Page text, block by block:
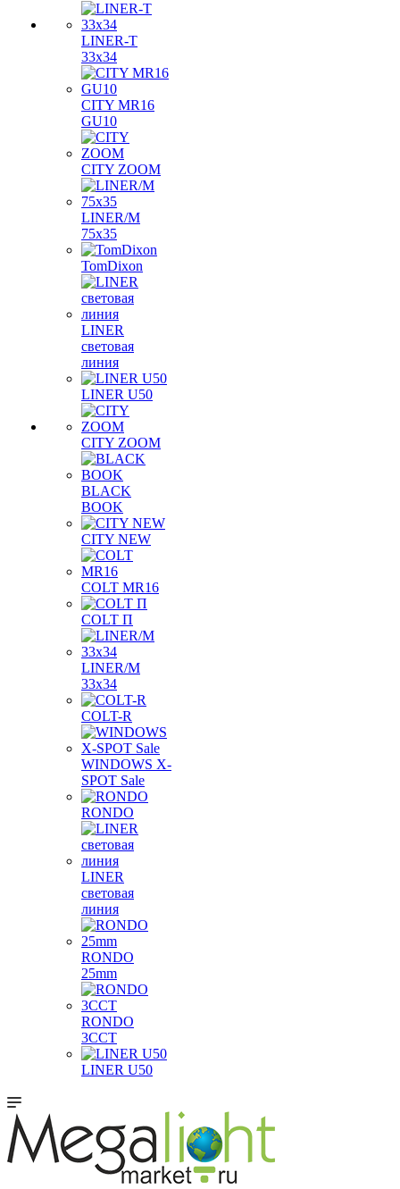
LINER-T
33x34
CITY MR16
GU10
CITY ZOOM
LINER/M
75х35
TomDixon
LINER
световая
линия
LINER U50
CITY ZOOM
BLACK
BOOK
CITY NEW
COLT MR16
COLT П
LINER/М
33х34
COLT-R
WINDOWS X-
SPOT Sale
RONDO
LINER
световая
линия
RONDO
25mm
RONDO
3CCT
LINER U50